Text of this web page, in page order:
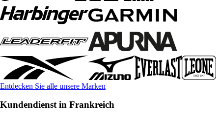
Entdecken Sie alle unsere Marken
Kundendienst in Frankreich